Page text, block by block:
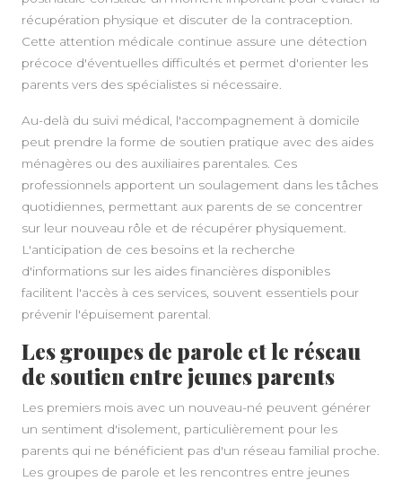
récupération physique et discuter de la contraception.
Cette attention médicale continue assure une détection
précoce d'éventuelles difficultés et permet d'orienter les
parents vers des spécialistes si nécessaire.
Au-delà du suivi médical, l'accompagnement à domicile
peut prendre la forme de soutien pratique avec des aides
ménagères ou des auxiliaires parentales. Ces
professionnels apportent un soulagement dans les tâches
quotidiennes, permettant aux parents de se concentrer
sur leur nouveau rôle et de récupérer physiquement.
L'anticipation de ces besoins et la recherche
d'informations sur les aides financières disponibles
facilitent l'accès à ces services, souvent essentiels pour
prévenir l'épuisement parental.
Les groupes de parole et le réseau
de soutien entre jeunes parents
Les premiers mois avec un nouveau-né peuvent générer
un sentiment d'isolement, particulièrement pour les
parents qui ne bénéficient pas d'un réseau familial proche.
Les groupes de parole et les rencontres entre jeunes